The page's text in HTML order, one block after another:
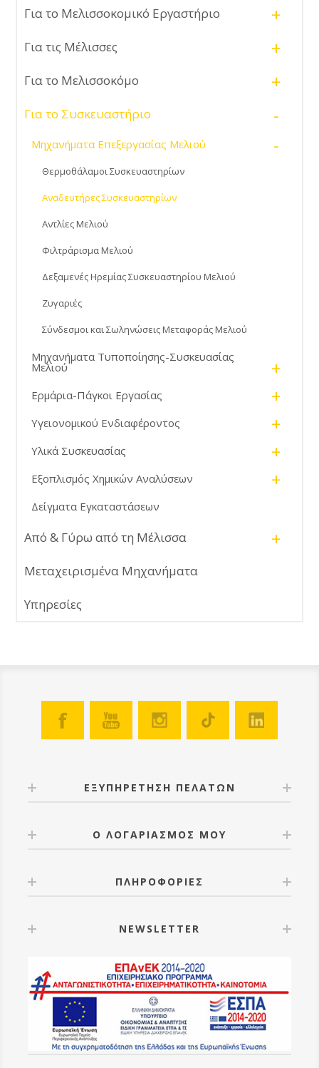
Για το Μελισσοκομικό Εργαστήριο +
Για τις Μέλισσες +
Για το Μελισσοκόμο +
Για το Συσκευαστήριο -
Μηχανήματα Επεξεργασίας Μελιού -
Θερμοθάλαμοι Συσκευαστηρίων
Αναδευτήρες Συσκευαστηρίων
Αντλίες Μελιού
Φιλτράρισμα Μελιού
Δεξαμενές Ηρεμίας Συσκευαστηρίου Μελιού
Ζυγαριές
Σύνδεσμοι και Σωληνώσεις Μεταφοράς Μελιού
Μηχανήματα Τυποποίησης-Συσκευασίας
Μελιού +
Ερμάρια-Πάγκοι Εργασίας +
Υγειονομικού Ενδιαφέροντος +
Υλικά Συσκευασίας +
Εξοπλισμός Χημικών Αναλύσεων +
Δείγματα Εγκαταστάσεων
Από & Γύρω από τη Μέλισσα +
Μεταχειρισμένα Μηχανήματα
Υπηρεσίες
ΕΞΥΠΗΡΕΤΗΣΗ ΠΕΛΑΤΩΝ
Ο ΛΟΓΑΡΙΑΣΜΟΣ ΜΟΥ
ΠΛΗΡΟΦΟΡΙΕΣ
NEWSLETTER